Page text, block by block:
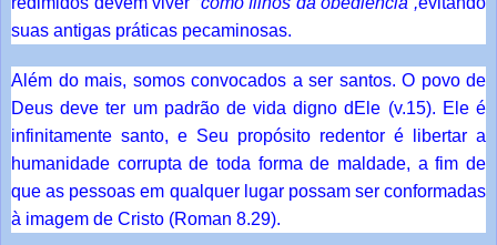
suas antigas práticas pecaminosas.
Além do mais, somos convocados a ser santos. O povo de
Deus deve ter um padrão de vida digno dEle (v.15). Ele é
infinitamente santo, e Seu propósito redentor é libertar a
humanidade corrupta de toda forma de maldade, a fim de
que as pessoas em qualquer lugar possam ser conformadas
à imagem de Cristo (Roman 8.29).